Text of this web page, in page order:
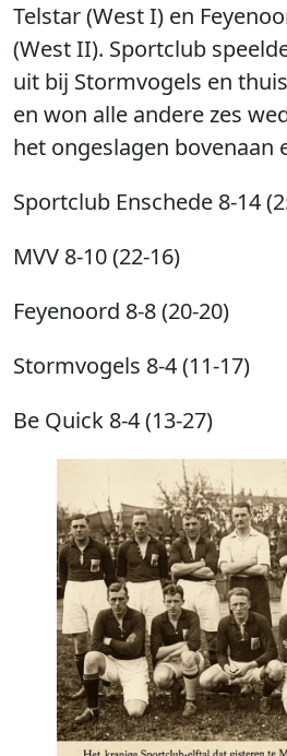
Telstar (West I) en
(West II). Sportclub
uit bij Stormvogels en
en won alle andere zes
het ongeslagen bovenaan
Sportclub Enschede 8-14
MVV 8-10 (22-16)
Feyenoord 8-8 (20-20)
Stormvogels 8-4 (11-17)
Be Quick 8-4 (13-27)